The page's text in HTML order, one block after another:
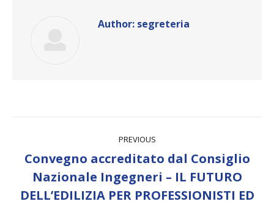
Author: segreteria
PREVIOUS
Previous
post:
Convegno accreditato dal Consiglio
Nazionale Ingegneri – IL FUTURO
DELL’EDILIZIA PER PROFESSIONISTI ED